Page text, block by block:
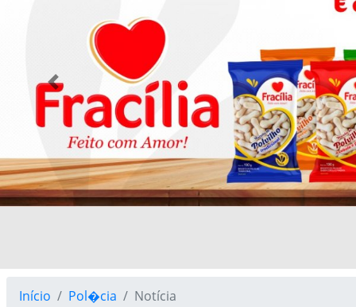
Previous
Início Pol�cia Notícia